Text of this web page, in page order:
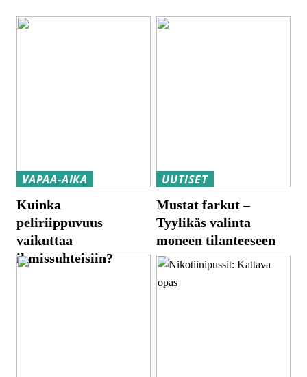
VAPAA-AIKA
Kuinka
peliriippuvuus
vaikuttaa
ihmissuhteisiin?
UUTISET
Mustat farkut –
Tyylikäs valinta
moneen tilanteeseen